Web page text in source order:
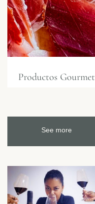
Productos Gourmet
See more